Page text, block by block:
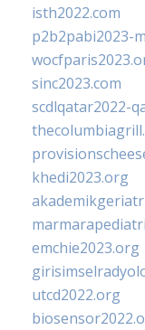
isth2022.com
p2b2pabi2023-
sinc2023.com
scdlqatar2022-
khedi2023.org
emchie2023.org
utcd2022.org